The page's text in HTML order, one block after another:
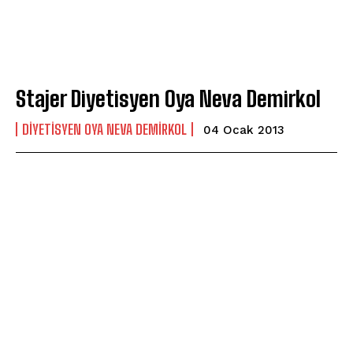
Stajer Diyetisyen Oya Neva Demirkol
DIYETISYEN OYA NEVA DEMIRKOL 04 Ocak 2013